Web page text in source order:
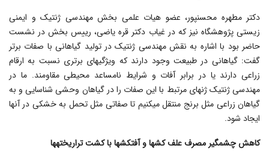
دکتر مطهره محسن‎پور، عضو هیات علمی بخش مهندسی ژنتیک و ایمنی
زیستی پژوهشگاه نیز که در غیاب دکتر قره یاضی، رییس بخش در نشست
حاضر بود با اشاره به نقش مهندسی ژنتیک در تولید گیاهانی با صفات برتر
گفت: گیاهانی در طبیعت وجود دارند که ویژگی‎های برتری نسبت به ارقام
زراعی دارند یا در برابر آفات و شرایط نامساعد محیطی مقاومند. ما در
مهندسی ژنتیک ژن‎های مرتبط با این صفات را در گیاهان وحشی شناسایی و به
گیاهان زراعی مثل برنج منتقل می‎کنیم تا صفاتی مثل تحمل به خشکی در آنها
ایجاد شود.
کاهش چشمگیر مصرف علف کشها و آفتکشها با کشت تراریختهها